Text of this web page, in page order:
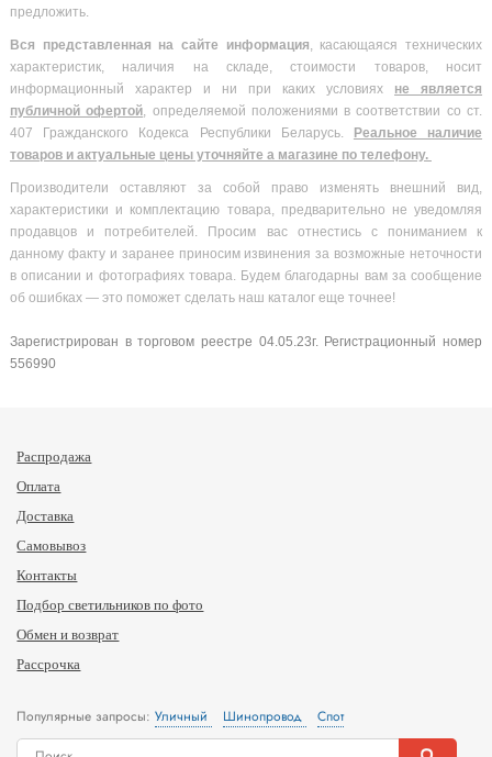
предложить.
Вся представленная на сайте информация, касающаяся технических
характеристик, наличия на складе, стоимости товаров, носит
информационный характер и ни при каких условиях не является
публичной офертой, определяемой положениями в соответствии со ст.
407 Гражданского Кодекса Республики Беларусь.
Реальное наличие
товаров и актуальные цены уточняйте а магазине по телефону.
Производители оставляют за собой право изменять внешний вид,
характеристики и комплектацию товара, предварительно не уведомляя
продавцов и потребителей. Просим вас отнестись с пониманием к
данному факту и заранее приносим извинения за возможные неточности
в описании и фотографиях товара. Будем благодарны вам за сообщение
об ошибках — это поможет сделать наш каталог еще точнее!
Зарегистрирован в торговом реестре 04.05.23г. Регистрационный номер
556990
Распродажа
Оплата
Доставка
Самовывоз
Контакты
Подбор светильников по фото
Обмен и возврат
Рассрочка
Популярные запросы:Уличный Шинопровод Спот